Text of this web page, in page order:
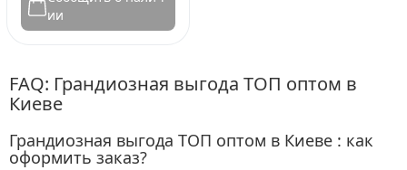
ии
FAQ: Грандиозная выгода ТОП оптом в
Киеве
Грандиозная выгода ТОП оптом в Киеве : как
оформить заказ?